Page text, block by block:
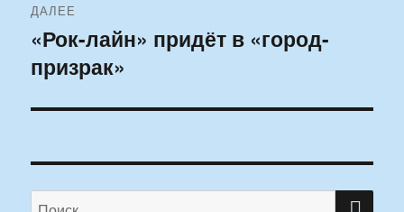
ДАЛЕЕ
Следующая
запись:
«Рок-лайн» придёт в «город-
призрак»
Искать: